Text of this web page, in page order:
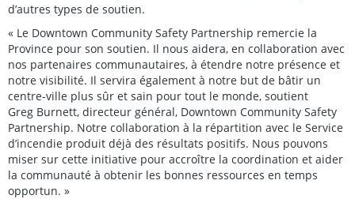
d’autres types de soutien.
« Le Downtown Community Safety Partnership remercie la
Province pour son soutien. Il nous aidera, en collaboration avec
nos partenaires communautaires, à étendre notre présence et
notre visibilité. Il servira également à notre but de bâtir un
centre-ville plus sûr et sain pour tout le monde, soutient
Greg Burnett, directeur général, Downtown Community Safety
Partnership. Notre collaboration à la répartition avec le Service
d’incendie produit déjà des résultats positifs. Nous pouvons
miser sur cette initiative pour accroître la coordination et aider
la communauté à obtenir les bonnes ressources en temps
opportun. »